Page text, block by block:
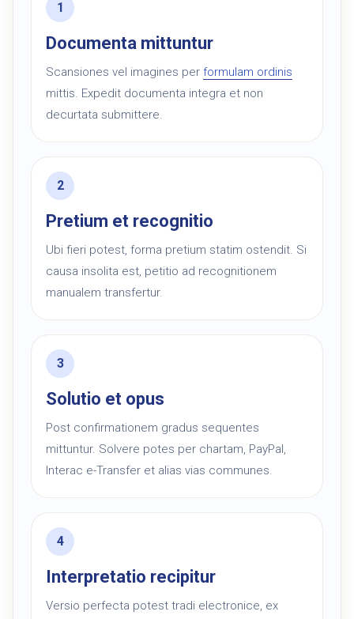
Documenta mittuntur
Scansiones vel imagines per formulam ordinis
mittis. Expedit documenta integra et non
decurtata submittere.
Pretium et recognitio
Ubi fieri potest, forma pretium statim ostendit. Si
causa insolita est, petitio ad recognitionem
manualem transfertur.
Solutio et opus
Post confirmationem gradus sequentes
mittuntur. Solvere potes per chartam, PayPal,
Interac e-Transfer et alias vias communes.
Interpretatio recipitur
Versio perfecta potest tradi electronice, ex